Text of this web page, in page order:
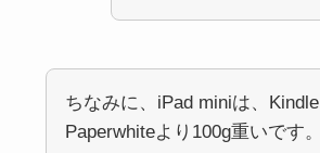
ちなみに、iPad miniは、Kindle
Paperwhiteより100g重いです。